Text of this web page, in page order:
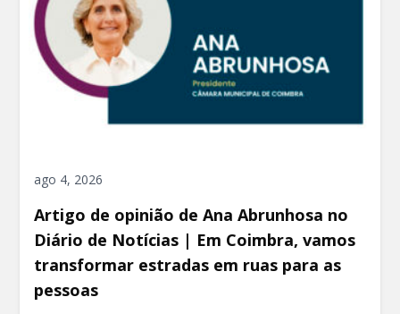
ago 4, 2026
Artigo de opinião de Ana Abrunhosa no
Diário de Notícias | Em Coimbra, vamos
transformar estradas em ruas para as
pessoas